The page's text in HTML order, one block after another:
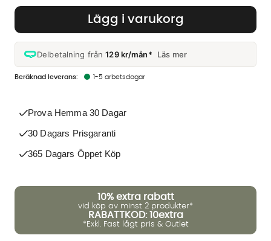
Lägg i varukorg
Delbetalning från129 kr/mån* Läs mer
1-5 arbetsdagar
Prova Hemma 30 Dagar
30 Dagars Prisgaranti
365 Dagars Öppet Köp
10% extra rabatt
vid köp av minst 2 produkter*
RABATTKOD: 10extra
*Exkl. Fast lågt pris & Outlet